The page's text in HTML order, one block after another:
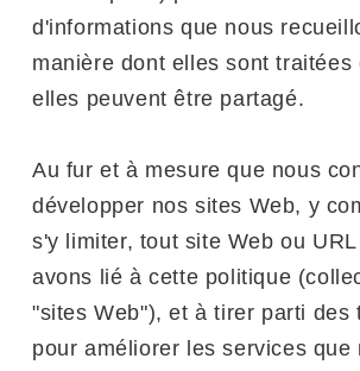
d'informations que nous
manière dont elles sont traitées
elles peuvent être partagé.
Au fur et à mesure que nous
développer nos sites Web, y
s'y limiter, tout site Web ou
avons lié à cette politique
"sites Web"), et à tirer parti des
pour améliorer les services que